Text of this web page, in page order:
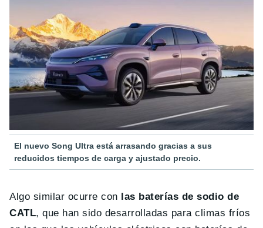
El nuevo Song Ultra está arrasando gracias a sus
reducidos tiempos de carga y ajustado precio.
Algo similar ocurre con las baterías de sodio de
CATL, que han sido desarrolladas para climas fríos